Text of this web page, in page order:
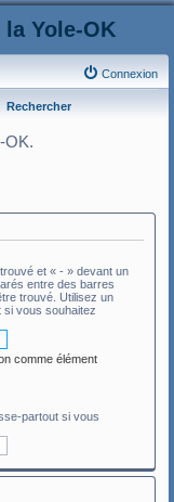
Yole-OK
Connexion
Rechercher
OK.
et « - » devant un
entre des barres
trouvé. Utilisez un
si vous souhaitez
comme élément
partout si vous